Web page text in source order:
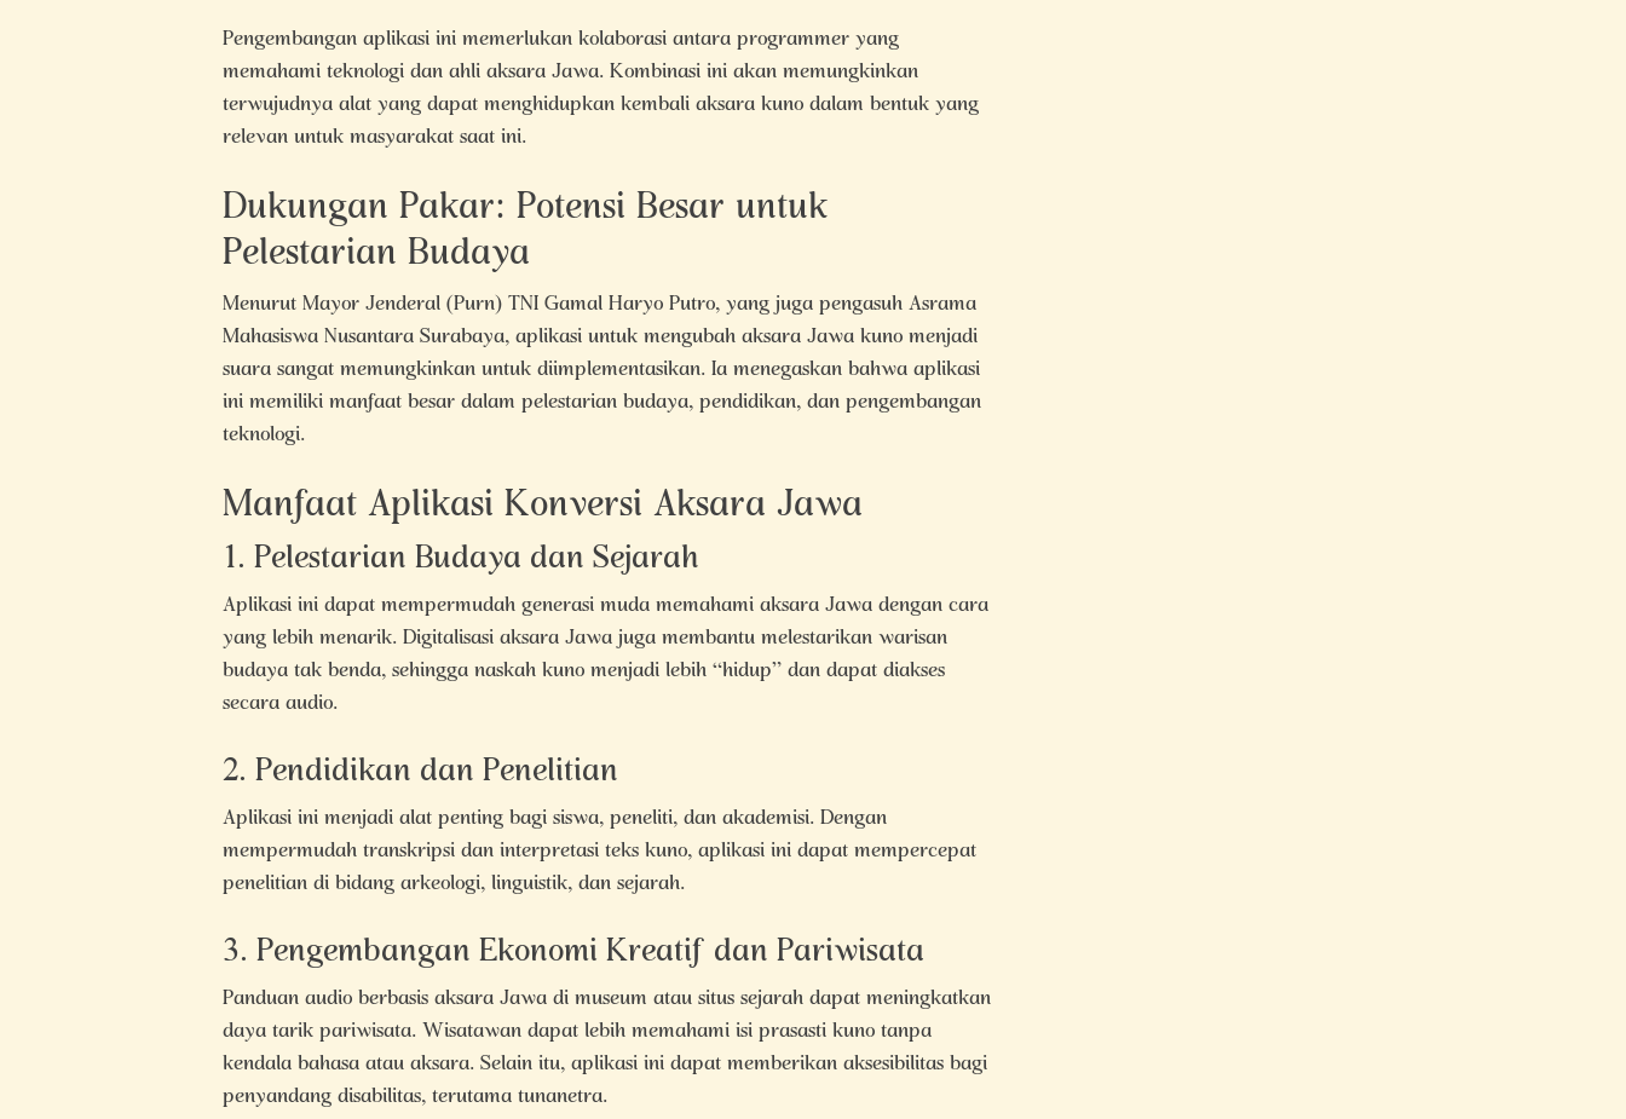
Pengembangan aplikasi ini memerlukan kolaborasi antara programmer yang
memahami teknologi dan ahli aksara Jawa. Kombinasi ini akan memungkinkan
terwujudnya alat yang dapat menghidupkan kembali aksara kuno dalam bentuk yang
relevan untuk masyarakat saat ini.
Dukungan Pakar: Potensi Besar untuk
Pelestarian Budaya
Menurut Mayor Jenderal (Purn) TNI Gamal Haryo Putro, yang juga pengasuh Asrama
Mahasiswa Nusantara Surabaya, aplikasi untuk mengubah aksara Jawa kuno menjadi
suara sangat memungkinkan untuk diimplementasikan. Ia menegaskan bahwa aplikasi
ini memiliki manfaat besar dalam pelestarian budaya, pendidikan, dan pengembangan
teknologi.
Manfaat Aplikasi Konversi Aksara Jawa
1. Pelestarian Budaya dan Sejarah
Aplikasi ini dapat mempermudah generasi muda memahami aksara Jawa dengan cara
yang lebih menarik. Digitalisasi aksara Jawa juga membantu melestarikan warisan
budaya tak benda, sehingga naskah kuno menjadi lebih “hidup” dan dapat diakses
secara audio.
2. Pendidikan dan Penelitian
Aplikasi ini menjadi alat penting bagi siswa, peneliti, dan akademisi. Dengan
mempermudah transkripsi dan interpretasi teks kuno, aplikasi ini dapat mempercepat
penelitian di bidang arkeologi, linguistik, dan sejarah.
3. Pengembangan Ekonomi Kreatif dan Pariwisata
Panduan audio berbasis aksara Jawa di museum atau situs sejarah dapat meningkatkan
daya tarik pariwisata. Wisatawan dapat lebih memahami isi prasasti kuno tanpa
kendala bahasa atau aksara. Selain itu, aplikasi ini dapat memberikan aksesibilitas bagi
penyandang disabilitas, terutama tunanetra.